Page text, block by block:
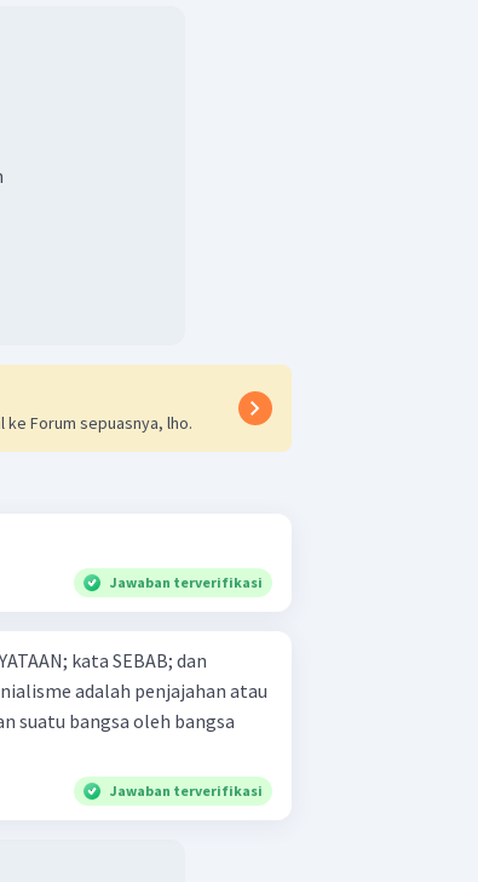
ke Forum sepuasnya, lho.
Jawaban terverifikasi
kata SEBAB; dan
suatu bangsa oleh bangsa
Jawaban terverifikasi